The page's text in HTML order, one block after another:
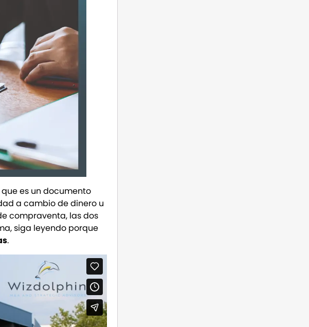
es un documento
a cambio de dinero u
compraventa, las dos
siga leyendo porque
.